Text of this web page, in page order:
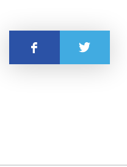
Поділитись